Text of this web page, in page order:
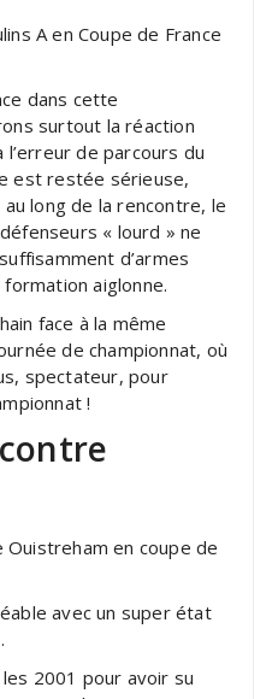
A en Coupe de France
dans cette
surtout la réaction
de parcours du
est restée sérieuse,
long de la rencontre, le
« lourd » ne
d’armes
aiglonne.
face à la même
de championnat, où
spectateur, pour
!
en coupe de
avec un super état
2001 pour avoir su